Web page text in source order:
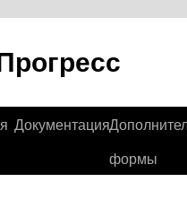
Документация
формы